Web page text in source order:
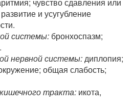
и усугубление
системы: бронхоспазм;
нервной системы:диплопия;
общая слабость;
тракта: икота,